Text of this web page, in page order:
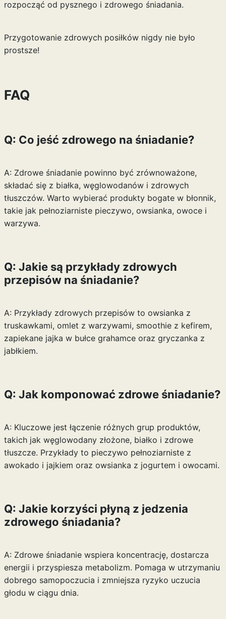
rozpocząć od pysznego i zdrowego śniadania.
Przygotowanie zdrowych posiłków nigdy nie było
prostsze!
FAQ
Q: Co jeść zdrowego na śniadanie?
A: Zdrowe śniadanie powinno być zrównoważone,
składać się z białka, węglowodanów i zdrowych
tłuszczów. Warto wybierać produkty bogate w błonnik,
takie jak pełnoziarniste pieczywo, owsianka, owoce i
warzywa.
Q: Jakie są przykłady zdrowych
przepisów na śniadanie?
A: Przykłady zdrowych przepisów to owsianka z
truskawkami, omlet z warzywami, smoothie z kefirem,
zapiekane jajka w bułce grahamce oraz gryczanka z
jabłkiem.
Q: Jak komponować zdrowe śniadanie?
A: Kluczowe jest łączenie różnych grup produktów,
takich jak węglowodany złożone, białko i zdrowe
tłuszcze. Przykłady to pieczywo pełnoziarniste z
awokado i jajkiem oraz owsianka z jogurtem i owocami.
Q: Jakie korzyści płyną z jedzenia
zdrowego śniadania?
A: Zdrowe śniadanie wspiera koncentrację, dostarcza
energii i przyspiesza metabolizm. Pomaga w utrzymaniu
dobrego samopoczucia i zmniejsza ryzyko uczucia
głodu w ciągu dnia.